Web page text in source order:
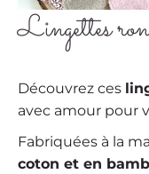
Lingettes
Découvrez ces
avec amour pour
Fabriquées à la
coton et en